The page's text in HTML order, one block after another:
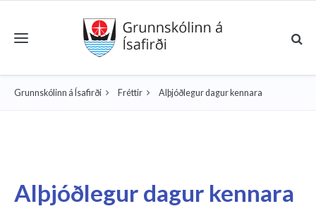
Toggle navigation
Grunnskólinn á Ísafirði Fréttir Alþjóðlegur dagur kennara
Alþjóðlegur dagur kennara